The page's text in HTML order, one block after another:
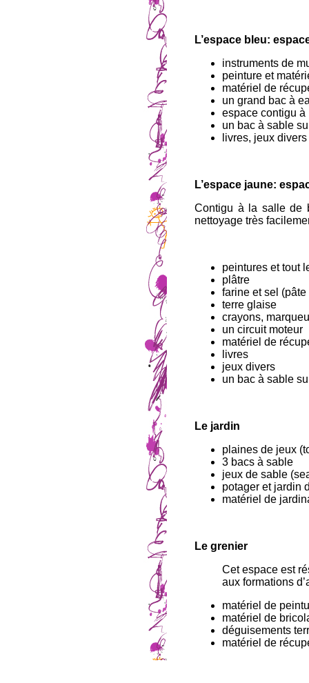
L’espace bleu:
instruments de
peinture et
matériel de
un grand bac à
espace contigu
un bac à sable
livres, jeux divers
L’espace jaune:
Contigu à la salle de
nettoyage très
peintures et tout
plâtre
farine et sel (pâte
terre glaise
crayons,
un circuit moteur
matériel de
livres
jeux divers
un bac à sable
Le jardin
plaines de jeux
3 bacs à sable
jeux de sable
potager et jardin
matériel de
Le grenier
Cet espace est
aux formations
matériel de
matériel de
déguisements
matériel de